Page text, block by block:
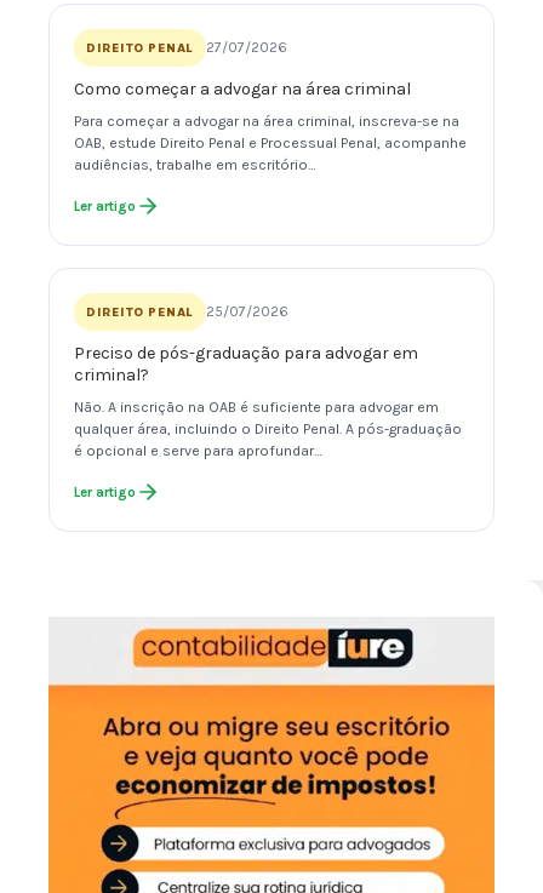
DIREITO PENAL 27/07/2026
Como começar a advogar na área criminal
Para começar a advogar na área criminal, inscreva-se na
OAB, estude Direito Penal e Processual Penal, acompanhe
audiências, trabalhe em escritório…
Ler artigo
DIREITO PENAL 25/07/2026
Preciso de pós-graduação para advogar em
criminal?
Não. A inscrição na OAB é suficiente para advogar em
qualquer área, incluindo o Direito Penal. A pós-graduação
é opcional e serve para aprofundar…
Ler artigo